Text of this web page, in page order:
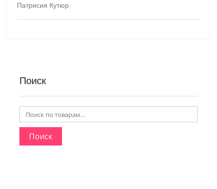
Патрисия Кутюр
Поиск
Поиск